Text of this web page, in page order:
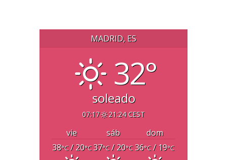
MADRID, ES
32°
soleado
07:17 21:24 CEST
vie sáb
dom
38°C/ 20°C37°C/ 20°C 36°C/ 19°C